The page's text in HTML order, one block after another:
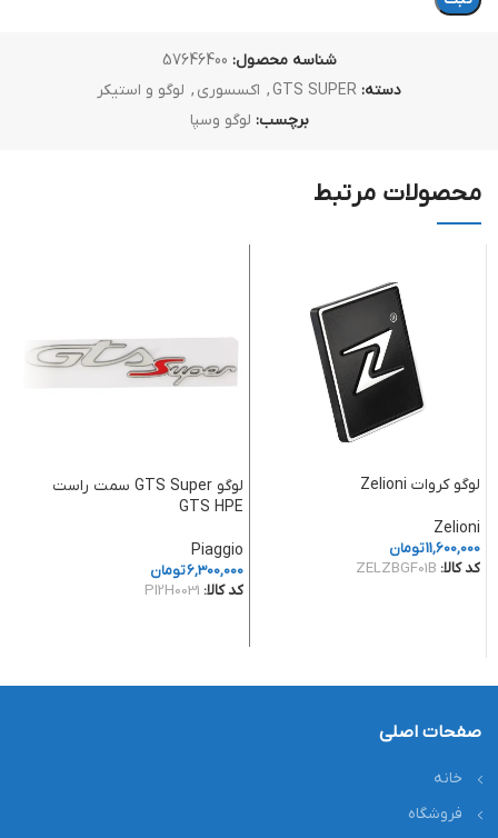
شناسه محصول: 57646400
دسته: GTS SUPER
, اکسسوری , لوگو و استیکر
برچسب: لوگو وسپا
محصولات مرتبط
لوگو کروات Zelioni
Zelioni
11,600,000تومان
کد کالا: ZELZBGF01B
لوگو GTS Super سمت راست
GTS HPE
Piaggio
6,300,000تومان
کد کالا: PI2H0031
صفحات اصلی
خانه
فروشگاه